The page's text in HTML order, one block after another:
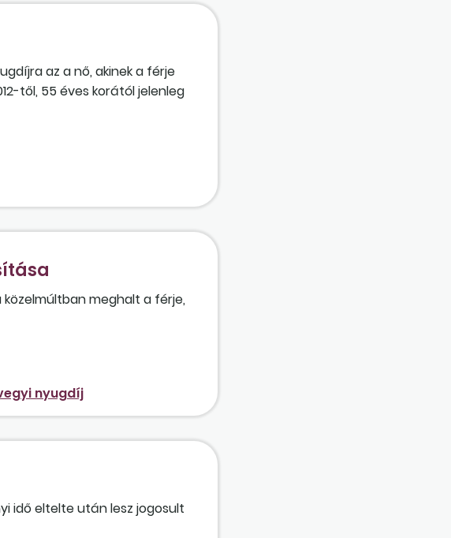
az a nő, akinek a férje
től, 55 éves korától jelenleg
meghalt a férje,
nyugdíj
idő eltelte után lesz jogosult